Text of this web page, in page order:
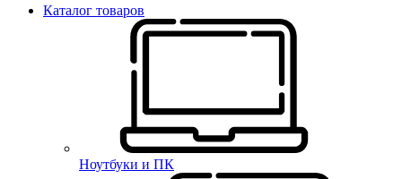
Каталог товаров
Ноутбуки и ПК